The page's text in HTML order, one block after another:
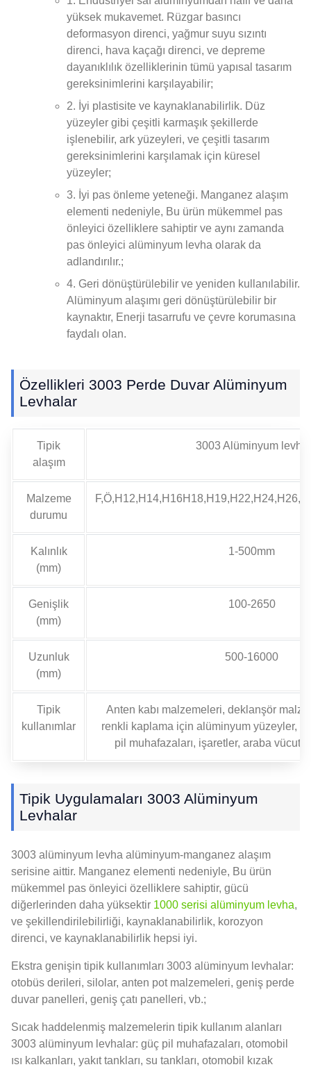
yüksek mukavemet. Rüzgar basıncı
deformasyon direnci, yağmur suyu sızıntı
direnci, hava kaçağı direnci, ve depreme
dayanıklılık özelliklerinin tümü yapısal tasarım
gereksinimlerini karşılayabilir;
2. İyi plastisite ve kaynaklanabilirlik. Düz
yüzeyler gibi çeşitli karmaşık şekillerde
işlenebilir, ark yüzeyleri, ve çeşitli tasarım
gereksinimlerini karşılamak için küresel
yüzeyler;
3. İyi pas önleme yeteneği. Manganez alaşım
elementi nedeniyle, Bu ürün mükemmel pas
önleyici özelliklere sahiptir ve aynı zamanda
pas önleyici alüminyum levha olarak da
adlandırılır.;
4. Geri dönüştürülebilir ve yeniden kullanılabilir.
Alüminyum alaşımı geri dönüştürülebilir bir
kaynaktır, Enerji tasarrufu ve çevre korumasına
faydalı olan.
Özellikleri 3003 Perde Duvar Alüminyum
Levhalar
Tipik
alaşım
3003 Alüminyum levha
Malzeme
durumu
Kalınlık
(mm)
1-500mm
Genişlik
(mm)
100-2650
Uzunluk
(mm)
500-16000
Tipik
kullanımlar
Anten kabı malzemeleri, deklanşör
renkli kaplama için alüminyum yüzeyler,
pil muhafazaları, işaretler, araba vücut
Tipik Uygulamaları 3003 Alüminyum
Levhalar
3003 alüminyum levha alüminyum-manganez alaşım
serisine aittir. Manganez elementi nedeniyle, Bu ürün
mükemmel pas önleyici özelliklere sahiptir, gücü
diğerlerinden daha yüksektir 1000 serisi alüminyum levha,
ve şekillendirilebilirliği, kaynaklanabilirlik, korozyon
direnci, ve kaynaklanabilirlik hepsi iyi.
Ekstra genişin tipik kullanımları 3003 alüminyum levhalar:
otobüs derileri, silolar, anten pot malzemeleri, geniş perde
duvar panelleri, geniş çatı panelleri, vb.;
Sıcak haddelenmiş malzemelerin tipik kullanım alanları
3003 alüminyum levhalar: güç pil muhafazaları, otomobil
ısı kalkanları, yakıt tankları, su tankları, otomobil kızak